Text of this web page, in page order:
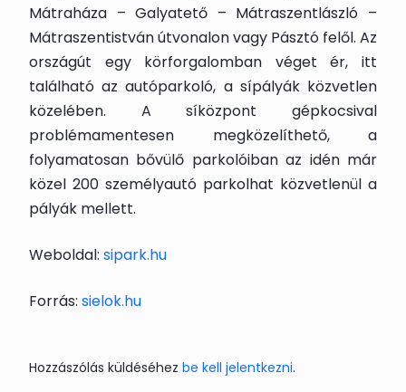
Mátraháza – Galyatető – Mátraszentlászló –
Mátraszentistván útvonalon vagy Pásztó felől. Az
országút egy körforgalomban véget ér, itt
található az autóparkoló, a sípályák közvetlen
közelében. A síközpont gépkocsival
problémamentesen megközelíthető, a
folyamatosan bővülő parkolóiban az idén már
közel 200 személyautó parkolhat közvetlenül a
pályák mellett.
Weboldal: sipark.hu
Forrás: sielok.hu
Hozzászólás küldéséhez be kell jelentkezni.